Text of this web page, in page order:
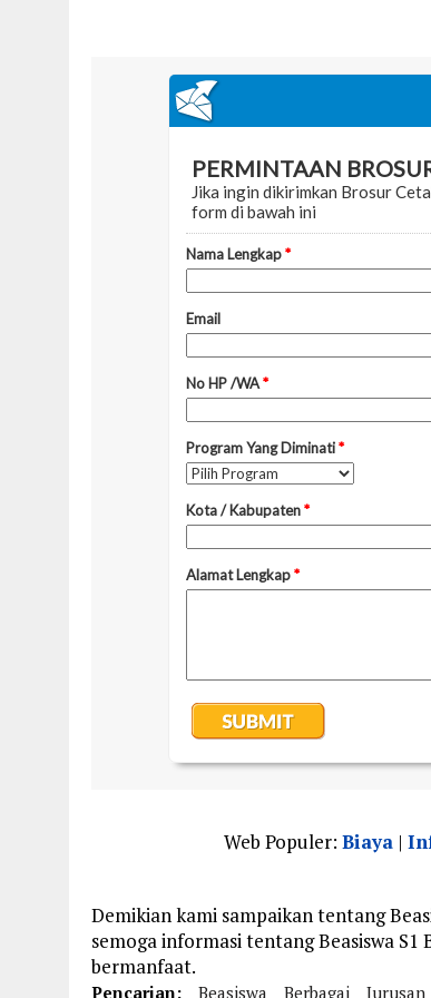
Web Populer: Biaya|
Demikian kami sampaikan tentang
semoga informasi tentang Beasiswa
bermanfaat.
Pencarian: Beasiswa Berbagai Jurusan